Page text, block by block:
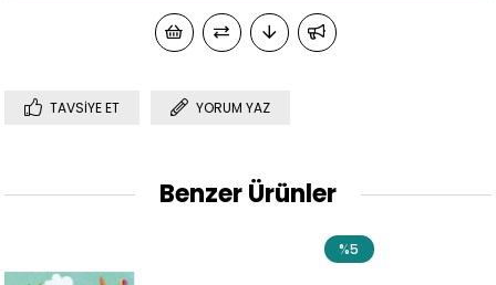
TAVSIYE ET YORUM YAZ
Benzer Ürünler